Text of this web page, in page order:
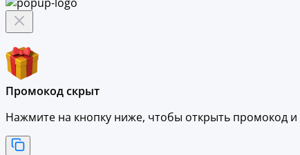
Промокод скрыт
Нажмите на кнопку ниже, чтобы открыть промокод и